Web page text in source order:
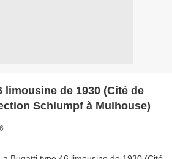
limousine de 1930 (Cité de
Schlumpf à Mulhouse)